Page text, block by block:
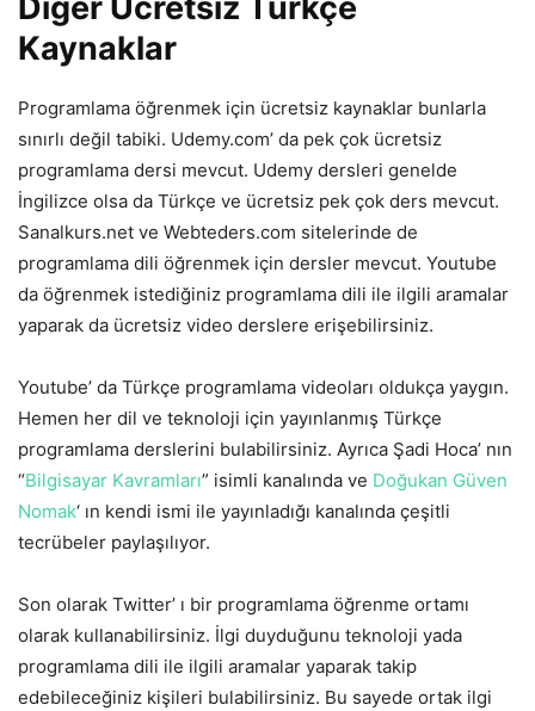
Kaynaklar
Programlama öğrenmek için ücretsiz kaynaklar bunlarla
sınırlı değil tabiki. Udemy.com’ da pek çok ücretsiz
programlama dersi mevcut. Udemy dersleri genelde
İngilizce olsa da Türkçe ve ücretsiz pek çok ders mevcut.
Sanalkurs.net ve Webteders.com sitelerinde de
programlama dili öğrenmek için dersler mevcut. Youtube
da öğrenmek istediğiniz programlama dili ile ilgili aramalar
yaparak da ücretsiz video derslere erişebilirsiniz.
Youtube’ da Türkçe programlama videoları oldukça yaygın.
Hemen her dil ve teknoloji için yayınlanmış Türkçe
programlama derslerini bulabilirsiniz. Ayrıca Şadi Hoca’ nın
“Bilgisayar Kavramları” isimli kanalında ve Doğukan Güven
Nomak‘ ın kendi ismi ile yayınladığı kanalında çeşitli
tecrübeler paylaşılıyor.
Son olarak Twitter’ ı bir programlama öğrenme ortamı
olarak kullanabilirsiniz. İlgi duyduğunu teknoloji yada
programlama dili ile ilgili aramalar yaparak takip
edebileceğiniz kişileri bulabilirsiniz. Bu sayede ortak ilgi